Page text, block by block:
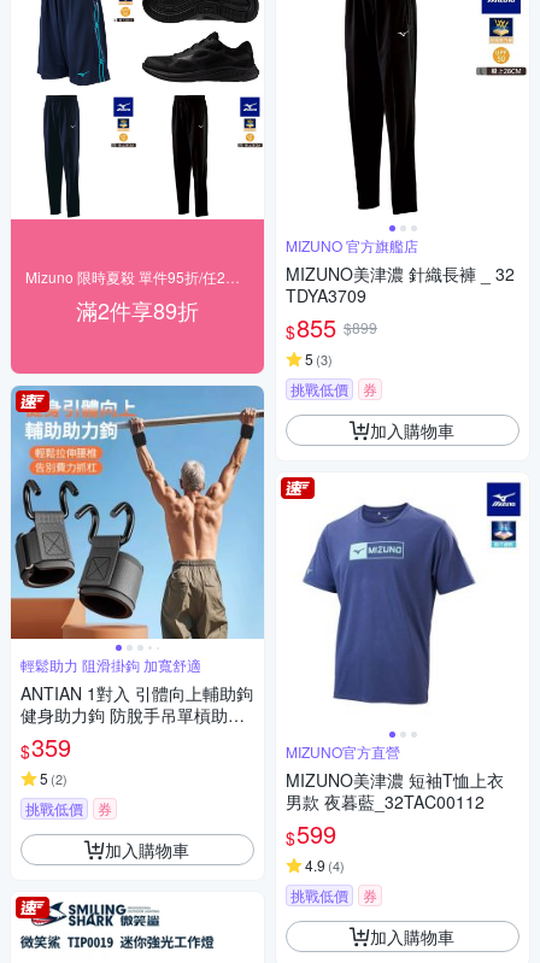
滿2件享89折
輕鬆助力 阻滑掛鉤 加寬舒適
ANTIAN 1對入 引體向上輔助鉤
健身助力鉤 防脫手吊單槓助力
鉤 單槓護腕勾 硬舉輔助器
$359
5 (2)
挑戰低價 券
加入購物車
MIZUNO 官方旗艦店
MIZUNO美津濃 針織長褲 _ 32
TDYA3709
$855 $899
5 (3)
挑戰低價 券
加入購物車
MIZUNO官方直營
MIZUNO美津濃 短袖T恤上衣
男款 夜暮藍_32TAC00112
$599
4.9 (4)
挑戰低價 券
加入購物車